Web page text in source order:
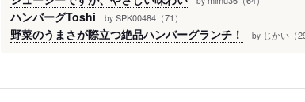
ハンバーグToshi by SPK00484（71）
野菜のうまさが際立つ絶品ハンバーグランチ！ by じかい（29